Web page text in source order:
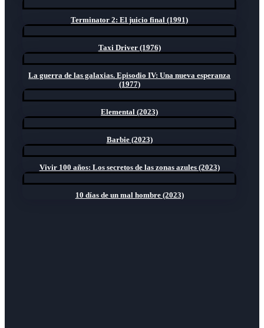
Terminator 2: El juicio final (1991)
Taxi Driver (1976)
La guerra de las galaxias. Episodio IV: Una nueva esperanza
(1977)
Elemental (2023)
Barbie (2023)
Vivir 100 años: Los secretos de las zonas azules (2023)
10 días de un mal hombre (2023)